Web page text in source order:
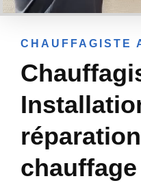
CHAUFFAGISTE
chauffage